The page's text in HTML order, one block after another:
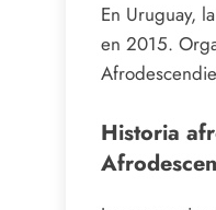
En Uruguay,
en 2015.
Historia